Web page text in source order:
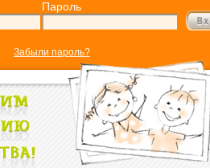
Пароль
Забыли пароль?